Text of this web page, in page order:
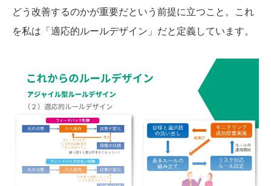
どう改善するのかが重要だという前提に立つこと。これ
を私は「適応的ルールデザイン」だと定義しています。